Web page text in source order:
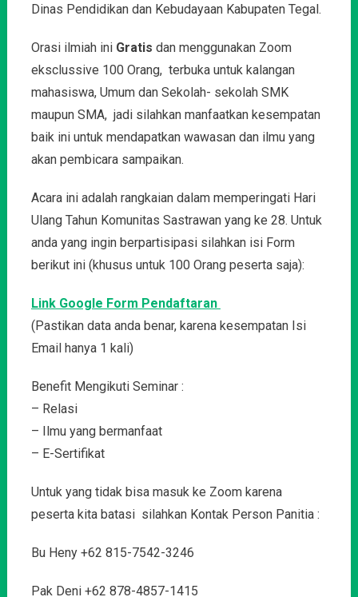
Dinas Pendidikan dan Kebudayaan Kabupaten Tegal.
Orasi ilmiah ini Gratis dan menggunakan Zoom
eksclussive 100 Orang, terbuka untuk kalangan
mahasiswa, Umum dan Sekolah- sekolah SMK
maupun SMA, jadi silahkan manfaatkan kesempatan
baik ini untuk mendapatkan wawasan dan ilmu yang
akan pembicara sampaikan.
Acara ini adalah rangkaian dalam memperingati Hari
Ulang Tahun Komunitas Sastrawan yang ke 28. Untuk
anda yang ingin berpartisipasi silahkan isi Form
berikut ini (khusus untuk 100 Orang peserta saja):
Link Google Form Pendaftaran
(Pastikan data anda benar, karena kesempatan Isi
Email hanya 1 kali)
Benefit Mengikuti Seminar :
– Relasi
– Ilmu yang bermanfaat
– E-Sertifikat
Untuk yang tidak bisa masuk ke Zoom karena
peserta kita batasi silahkan Kontak Person Panitia :
Bu Heny +62 815-7542-3246
Pak Deni +62 878-4857-1415